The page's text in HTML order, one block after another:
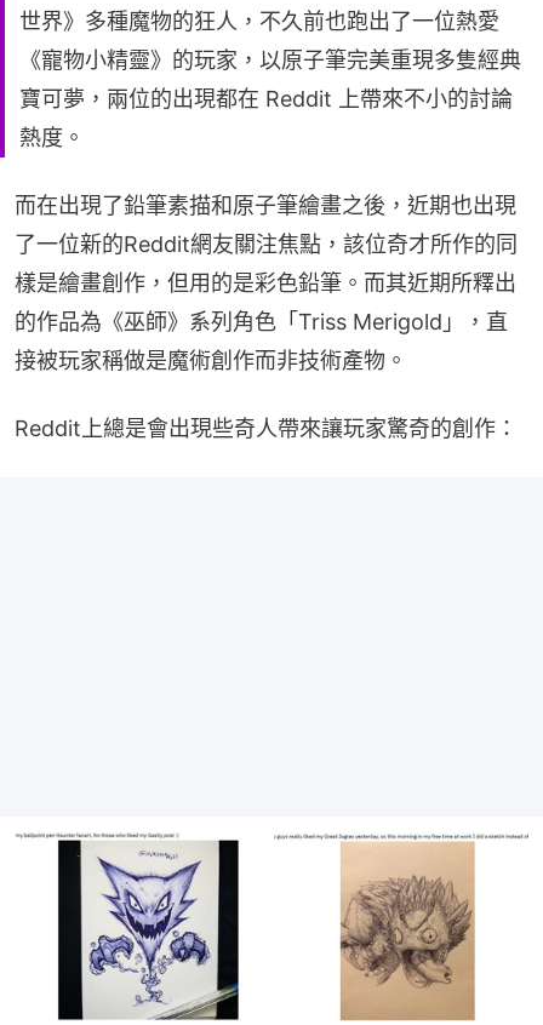
世界》多種魔物的狂人，不久前也跑出了一位熱愛
《寵物小精靈》的玩家，以原子筆完美重現多隻經典
寶可夢，兩位的出現都在 Reddit 上帶來不小的討論
熱度。
而在出現了鉛筆素描和原子筆繪畫之後，近期也出現
了一位新的Reddit網友關注焦點，該位奇才所作的同
樣是繪畫創作，但用的是彩色鉛筆。而其近期所釋出
的作品為《巫師》系列角色「Triss Merigold」，直
接被玩家稱做是魔術創作而非技術產物。
Reddit上總是會出現些奇人帶來讓玩家驚奇的創作：